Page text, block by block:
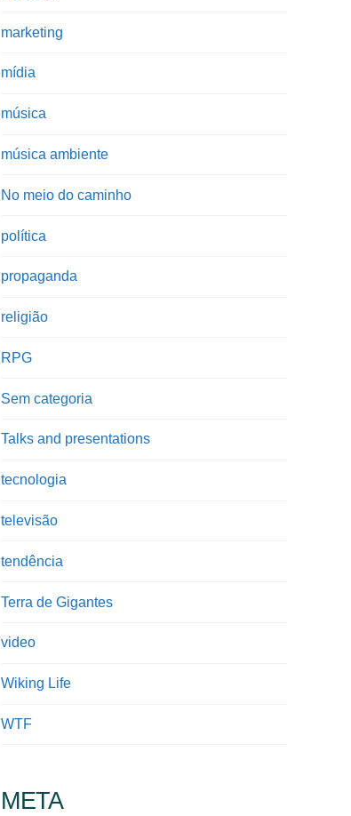
marketing
mídia
música
música ambiente
No meio do caminho
política
propaganda
religião
RPG
Sem categoria
Talks and presentations
tecnologia
televisão
tendência
Terra de Gigantes
video
Wiking Life
WTF
META